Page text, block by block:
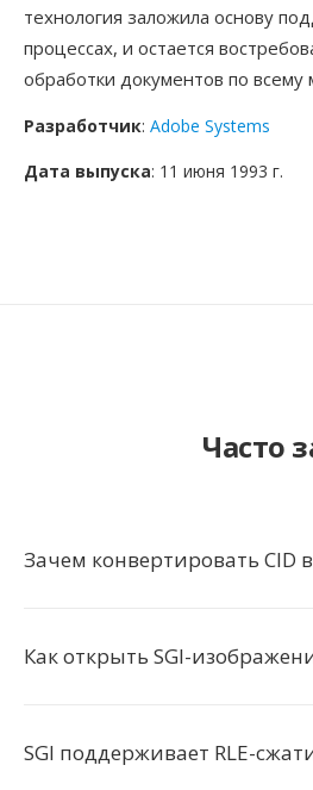
технология заложила основу
процессах, и остается
обработки документов по всему
Разработчик: Adobe Systems
Дата выпуска: 11 июня 1993 г.
Часто
Зачем конвертировать CID в
Как открыть SGI-
SGI поддерживает RLE-